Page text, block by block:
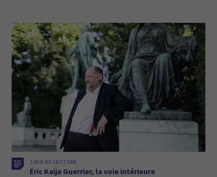
2 MIN DE LECTURE
Éric Kaija Guerrier, la voie intérieure